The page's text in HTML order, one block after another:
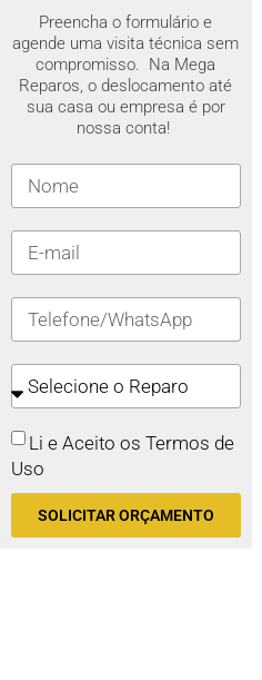
Preencha o formulário e
agende uma visita técnica sem
compromisso. Na Mega
Reparos, o deslocamento até
sua casa ou empresa é por
nossa conta!
Li e Aceito os Termos de
Uso
SOLICITAR ORÇAMENTO